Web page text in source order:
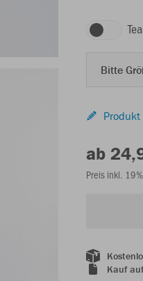
Bitte
ab
Preis inkl.
Kauf